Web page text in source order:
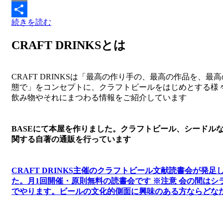
Email
共
有
続きを読む
CRAFT DRINKSとは
CRAFT DRINKSは「最高の作り手の、最高の作品を、最
態で」をコンセプトに、クラフトビールをはじめとする様
飲み物やそれにまつわる情報をご紹介しています
BASEにて本屋を作りました。クラフトビール、シードル
関する自著の通販を行っています
CRAFT DRINKS主催のクラフトビール文献読書会が発足
た。
月1回開催・原則無料の読書会です ※注意 会の間はシ
でやります。
ビールの文化的側面に興味のある方ならどな